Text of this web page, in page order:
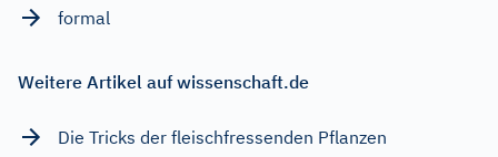
formal
Weitere Artikel auf wissenschaft.de
Die Tricks der fleischfressenden Pflanzen